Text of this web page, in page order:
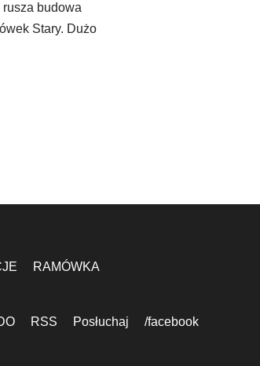
budowa
Stary. Dużo
RAMÓWKA
RSS Posłuchaj /facebook